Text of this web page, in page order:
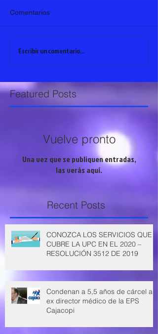
Comentarios
Escribir un comentario...
Featured Posts
Vuelve pronto
Una vez que se publiquen entradas,
las verás aquí.
Recent Posts
CONOZCA LOS SERVICIOS QUE
CUBRE LA UPC EN EL 2020 –
RESOLUCIÓN 3512 DE 2019
Condenan a 5,5 años de cárcel a
ex director médico de la EPS
Cajacopi